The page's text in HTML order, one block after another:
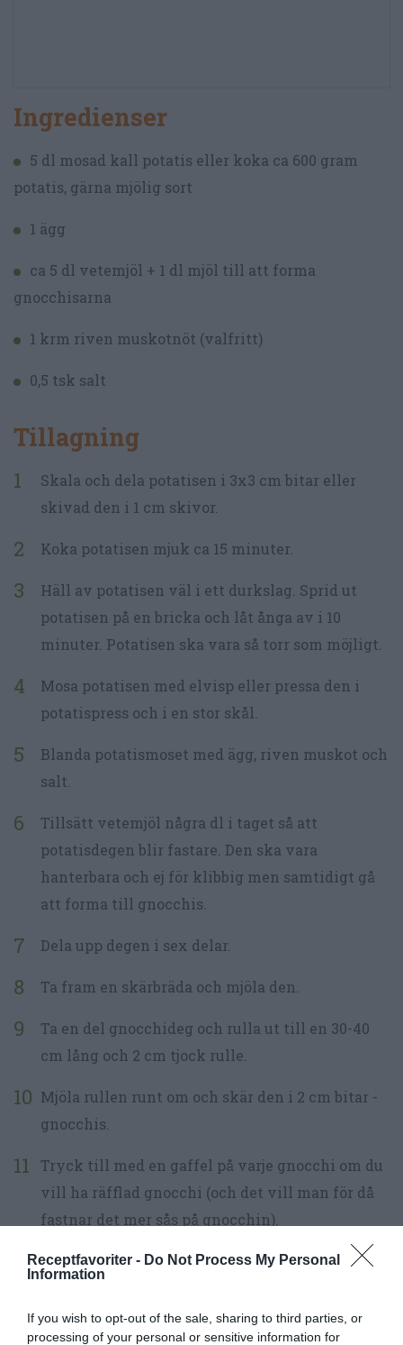
Receptfavoriter - Do Not Process My Personal
Information
If you wish to opt-out of the sale, sharing to third parties, or
processing of your personal or sensitive information for
Ingredienser
5 dl mosad kall potatis eller koka ca 600 gram
potatis, gärna mjölig sort
1 ägg
ca 5 dl vetemjöl + 1 dl mjöl till att forma
gnocchisarna
1 krm riven muskotnöt (valfritt)
0,5 tsk salt
Tillagning
Skala och dela potatisen i 3x3 cm bitar eller
skivad den i 1 cm skivor.
Koka potatisen mjuk ca 15 minuter.
Häll av potatisen väl i ett durkslag. Sprid ut
potatisen på en bricka och låt ånga av i 10
minuter. Potatisen ska vara så torr som möjligt.
Mosa potatisen med elvisp eller pressa den i
potatispress och i en stor skål.
Blanda potatismoset med ägg, riven muskot och
salt.
Tillsätt vetemjöl några dl i taget så att
potatisdegen blir fastare. Den ska vara
hanterbara och ej för klibbig men samtidigt gå
att forma till gnocchis.
Dela upp degen i sex delar.
Ta fram en skärbräda och mjöla den.
Ta en del gnocchideg och rulla ut till en 30-40
cm lång och 2 cm tjock rulle.
Mjöla rullen runt om och skär den i 2 cm bitar -
gnocchis.
Tryck till med en gaffel på varje gnocchi om du
vill ha räfflad gnocchi (och det vill man för då
fastnar det mer sås på gnocchin).
Lägg över gnoccisarna med 0,5 cm mellanrum
Koka upp vatten i en stor kastrull och salta med